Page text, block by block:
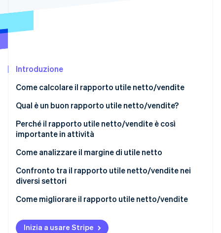
Prevenzione delle frodi
Climate
Verifica online dell'identità
Stripe Sessions 2026
Scopri come Stripe sta costruendo l'infrastruttura
Guarda ora
Introduzione
Come calcolare il rapporto utile netto/vendite
Qual è un buon rapporto utile netto/vendite?
Perché il rapporto utile netto/vendite è così
importante in attività
Come analizzare il margine di utile netto
Confronto tra il rapporto utile netto/vendite nei
diversi settori
Come migliorare il rapporto utile netto/vendite
Inizia a usare Stripe